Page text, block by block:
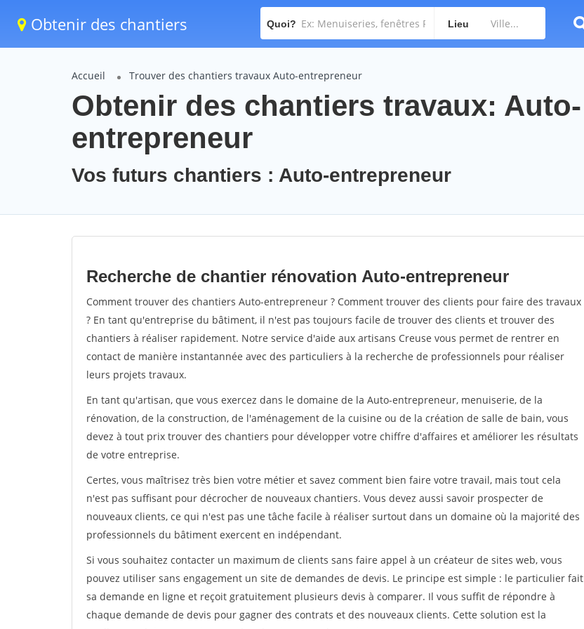
Obtenir des chantiers Quoi? Lieu
Accueil Trouver des chantiers travaux Auto-entrepreneur
Obtenir des chantiers travaux: Auto-
entrepreneur
Vos futurs chantiers : Auto-entrepreneur
Recherche de chantier rénovation Auto-entrepreneur
Comment trouver des chantiers Auto-entrepreneur ? Comment trouver des clients pour faire des travaux
? En tant qu'entreprise du bâtiment, il n'est pas toujours facile de trouver des clients et trouver des
chantiers à réaliser rapidement. Notre service d'aide aux artisans Creuse vous permet de rentrer en
contact de manière instantannée avec des particuliers à la recherche de professionnels pour réaliser
leurs projets travaux.
En tant qu'artisan, que vous exercez dans le domaine de la Auto-entrepreneur, menuiserie, de la
rénovation, de la construction, de l'aménagement de la cuisine ou de la création de salle de bain, vous
devez à tout prix trouver des chantiers pour développer votre chiffre d'affaires et améliorer les résultats
de votre entreprise.
Certes, vous maîtrisez très bien votre métier et savez comment bien faire votre travail, mais tout cela
n'est pas suffisant pour décrocher de nouveaux chantiers. Vous devez aussi savoir prospecter de
nouveaux clients, ce qui n'est pas une tâche facile à réaliser surtout dans un domaine où la majorité des
professionnels du bâtiment exercent en indépendant.
Si vous souhaitez contacter un maximum de clients sans faire appel à un créateur de sites web, vous
pouvez utiliser sans engagement un site de demandes de devis. Le principe est simple : le particulier fait
sa demande en ligne et reçoit gratuitement plusieurs devis à comparer. Il vous suffit de répondre à
chaque demande de devis pour gagner des contrats et des nouveaux clients. Cette solution est la